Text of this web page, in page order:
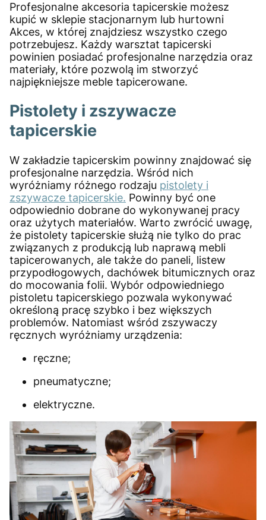
Profesjonalne akcesoria tapicerskie możesz
kupić w sklepie stacjonarnym lub hurtowni
Akces, w której znajdziesz wszystko czego
potrzebujesz. Każdy warsztat tapicerski
powinien posiadać profesjonalne narzędzia oraz
materiały, które pozwolą im stworzyć
najpiękniejsze meble tapicerowane.
Pistolety i zszywacze
tapicerskie
W zakładzie tapicerskim powinny znajdować się
profesjonalne narzędzia. Wśród nich
wyróżniamy różnego rodzaju pistolety i
zszywacze tapicerskie. Powinny być one
odpowiednio dobrane do wykonywanej pracy
oraz użytych materiałów. Warto zwrócić uwagę,
że pistolety tapicerskie służą nie tylko do prac
związanych z produkcją lub naprawą mebli
tapicerowanych, ale także do paneli, listew
przypodłogowych, dachówek bitumicznych oraz
do mocowania folii. Wybór odpowiedniego
pistoletu tapicerskiego pozwala wykonywać
określoną pracę szybko i bez większych
problemów. Natomiast wśród zszywaczy
ręcznych wyróżniamy urządzenia:
ręczne;
pneumatyczne;
elektryczne.